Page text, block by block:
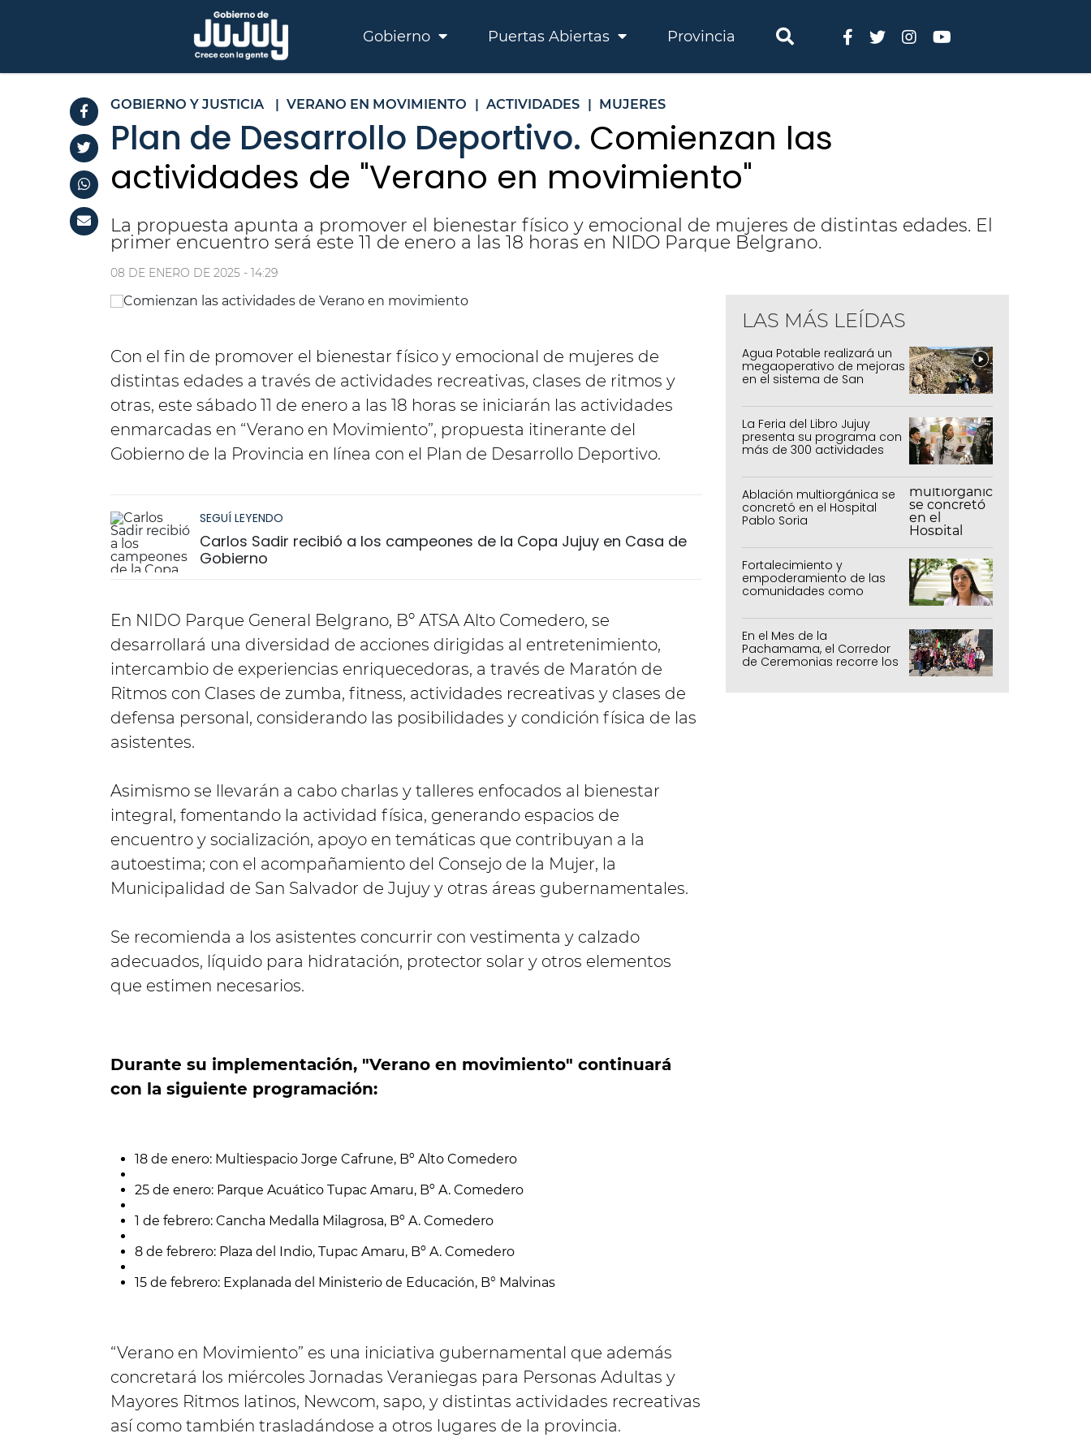
Gobierno Puertas Abiertas Provincia
GOBIERNO Y JUSTICIA | VERANO EN MOVIMIENTO | ACTIVIDADES | MUJERES
Plan de Desarrollo Deportivo. Comienzan las
actividades de "Verano en movimiento"
La propuesta apunta a promover el bienestar físico y emocional de mujeres de distintas edades. El
primer encuentro será este 11 de enero a las 18 horas en NIDO Parque Belgrano.
08 DE ENERO DE 2025 - 14:29
Con el fin de promover el bienestar físico y emocional de mujeres de
distintas edades a través de actividades recreativas, clases de ritmos y
otras, este sábado 11 de enero a las 18 horas se iniciarán las actividades
enmarcadas en “Verano en Movimiento”, propuesta itinerante del
Gobierno de la Provincia en línea con el Plan de Desarrollo Deportivo.
SEGUÍ LEYENDO
Carlos Sadir recibió a los campeones de la Copa Jujuy en Casa de
Gobierno
En NIDO Parque General Belgrano, Bº ATSA Alto Comedero, se
desarrollará una diversidad de acciones dirigidas al entretenimiento,
intercambio de experiencias enriquecedoras, a través de Maratón de
Ritmos con Clases de zumba, fitness, actividades recreativas y clases de
defensa personal, considerando las posibilidades y condición física de las
asistentes.
Asimismo se llevarán a cabo charlas y talleres enfocados al bienestar
integral, fomentando la actividad física, generando espacios de
encuentro y socialización, apoyo en temáticas que contribuyan a la
autoestima; con el acompañamiento del Consejo de la Mujer, la
Municipalidad de San Salvador de Jujuy y otras áreas gubernamentales.
Se recomienda a los asistentes concurrir con vestimenta y calzado
adecuados, líquido para hidratación, protector solar y otros elementos
que estimen necesarios.
Durante su implementación, "Verano en movimiento" continuará
con la siguiente programación:
18 de enero: Multiespacio Jorge Cafrune, Bº Alto Comedero
25 de enero: Parque Acuático Tupac Amaru, Bº A. Comedero
1 de febrero: Cancha Medalla Milagrosa, Bº A. Comedero
8 de febrero: Plaza del Indio, Tupac Amaru, Bº A. Comedero
15 de febrero: Explanada del Ministerio de Educación, B° Malvinas
“Verano en Movimiento” es una iniciativa gubernamental que además
concretará los miércoles Jornadas Veraniegas para Personas Adultas y
Mayores Ritmos latinos, Newcom, sapo, y distintas actividades recreativas
así como también trasladándose a otros lugares de la provincia.
LAS MÁS LEÍDAS
Agua Potable realizará un
megaoperativo de mejoras
en el sistema de San
La Feria del Libro Jujuy
presenta su programa con
más de 300 actividades
Ablación multiorgánica se
concretó en el Hospital
Pablo Soria
Fortalecimiento y
empoderamiento de las
comunidades como
En el Mes de la
Pachamama, el Corredor
de Ceremonias recorre los